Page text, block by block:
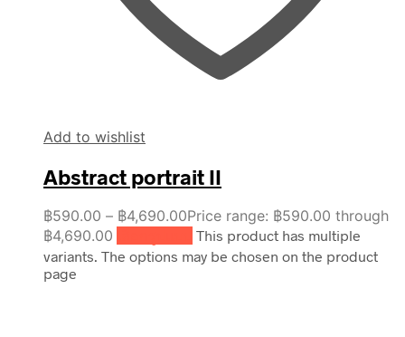
Add to wishlist
Abstract portrait II
฿590.00 – ฿4,690.00Price range: ฿590.00 through
฿4,690.00
This product has multiple
variants. The options may be chosen on the product
page